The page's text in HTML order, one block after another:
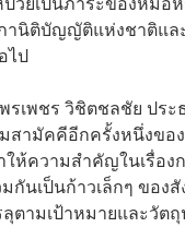
านิติบัญญัติแห่งชาติแล
ไป
รเพชร วิชิตชลชัย ป
สามัคคีอีกครั้งหนึ่งขอ
ความสำคัญในเรื่อง
นเป็นก้าวเล็กๆ ของ
ลุตามเป้าหมายและวัต